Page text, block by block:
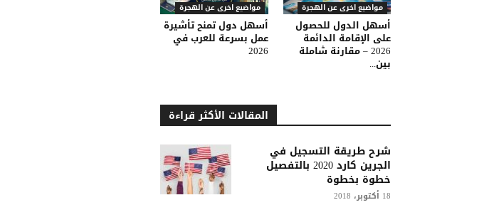
مواضيع اخرى عن الهجرة
أسهل دول تمنح تأشيرة
عمل بسرعة للعرب في
2026
مواضيع اخرى عن الهجرة
أسهل الدول للحصول
على الإقامة الدائمة
2026 – مقارنة شاملة
بين...
المقالات الأكثر قراءة
شرح طريقة التسجيل في
الجرين كارد 2020 بالتفصيل
خطوة بخطوة
18 أكتوبر، 2018